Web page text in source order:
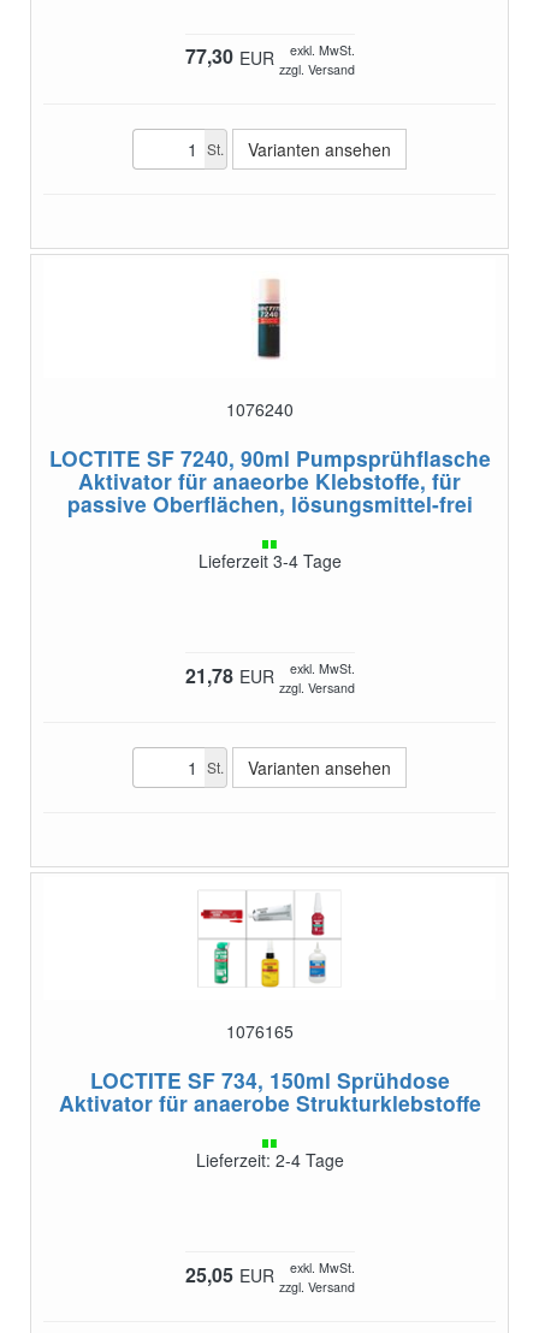
77,30 EUR
exkl. MwSt.
zzgl. Versand
St. Varianten ansehen
1076240
LOCTITE SF 7240, 90ml Pumpsprühflasche
Aktivator für anaeorbe Klebstoffe, für
passive Oberflächen, lösungsmittel-frei
Lieferzeit 3-4 Tage
21,78 EUR
exkl. MwSt.
zzgl. Versand
St. Varianten ansehen
1076165
LOCTITE SF 734, 150ml Sprühdose
Aktivator für anaerobe Strukturklebstoffe
Lieferzeit: 2-4 Tage
25,05 EUR
exkl. MwSt.
zzgl. Versand